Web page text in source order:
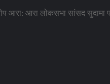
आरा: आरा लोकसभा सांसद सुदामा